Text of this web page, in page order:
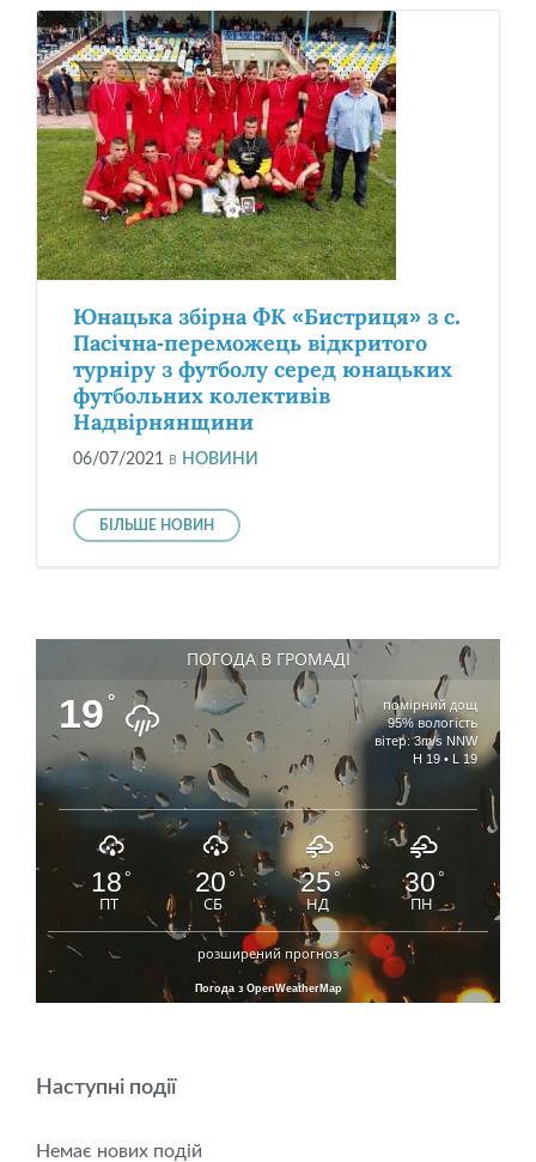
Юнацька збірна ФК «Бистриця» з с.
Пасічна-переможець відкритого
турніру з футболу серед юнацьких
футбольних колективів
Надвірнянщини
06/07/2021 в НОВИНИ
БІЛЬШЕ НОВИН
ПОГОДА В ГРОМАДІ
19 °
помірний дощ
95% вологість
вітер: 3m/s NNW
H 19 • L 19
18 °
ПТ
20 °
СБ
25°
НД
30 °
ПН
розширений прогноз
Погода з OpenWeatherMap
Наступні події
Немає нових подій